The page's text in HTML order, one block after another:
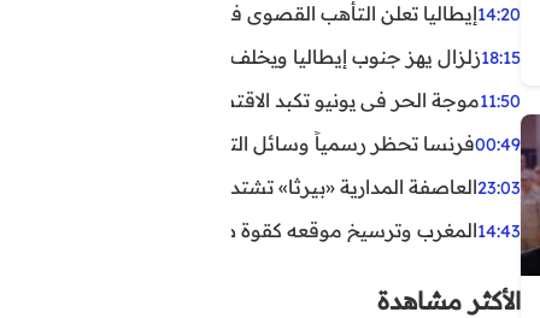
14:20إيطاليا تعلن التأهب القصوى في 23 مدينة بسبب موجة حر شديدة
18:15زلزال يهز جنوب إيطاليا ويخلف عشرات الجرحى
11:50موجة الحر في يونيو تكبد الاقتصاد البريطاني خسائر تجاوزت 1.5 مليار
00:49فرنسا تحظر رسمياً وسائل التواصل الاجتماعي على القاصرين
23:03العاصفة المدارية «بيرثا» تشتد وتقترب من سواحل
14:43المغرب وترسيخ موقعه كقوة طاقية إقليمية
الأكثر مشاهدة